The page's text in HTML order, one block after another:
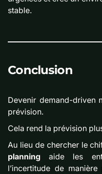
stable.
Conclusion
Devenir demand-driven
prévision.
Cela rend la prévision
Au lieu de chercher le
planning aide les
l’incertitude de